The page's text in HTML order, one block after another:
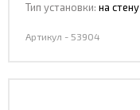
Тип установки: на стену
Артикул - 53904